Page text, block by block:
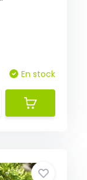
En stock